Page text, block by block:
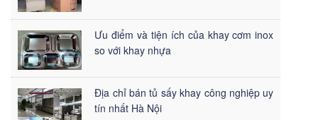
Ưu điểm và tiện ích của khay cơm inox
so với khay nhựa
Địa chỉ bán tủ sấy khay công nghiệp uy
tín nhất Hà Nội